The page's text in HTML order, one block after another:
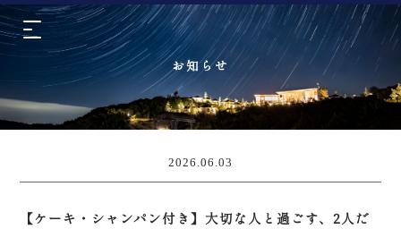
お知らせ
2026.06.03
【ケーキ・シャンパン付き】大切な人と過ごす、2人だ